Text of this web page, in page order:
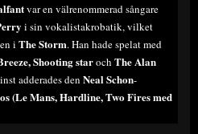
var en välrenommerad sångare
i sin vokalistakrobatik, vilket
i The Storm. Han hade spelat med
Shooting staroch The Alan
adderades den Neal Schon-
(Le Mans, Hardline, Two Fires med